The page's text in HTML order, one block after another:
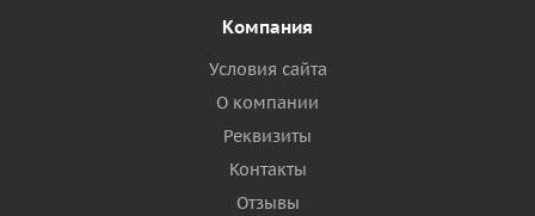
Компания
Условия сайта
О компании
Реквизиты
Контакты
Отзывы